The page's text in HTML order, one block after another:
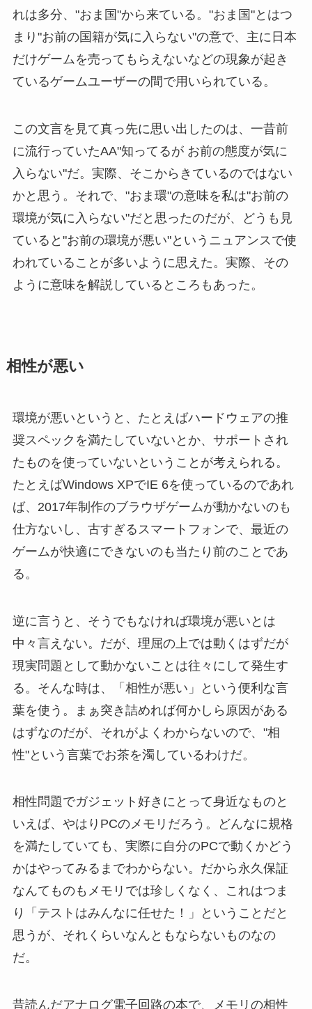
れは多分、"おま国"から来ている。"おま国"とはつ
まり"お前の国籍が気に入らない"の意で、主に日本
だけゲームを売ってもらえないなどの現象が起き
ているゲームユーザーの間で用いられている。
この文言を見て真っ先に思い出したのは、一昔前
に流行っていたAA"知ってるが お前の態度が気に
入らない"だ。実際、そこからきているのではない
かと思う。それで、"おま環"の意味を私は"お前の
環境が気に入らない"だと思ったのだが、どうも見
ていると"お前の環境が悪い"というニュアンスで使
われていることが多いように思えた。実際、その
ように意味を解説しているところもあった。
相性が悪い
環境が悪いというと、たとえばハードウェアの推
奨スペックを満たしていないとか、サポートされ
たものを使っていないということが考えられる。
たとえばWindows XPでIE 6を使っているのであれ
ば、2017年制作のブラウザゲームが動かないのも
仕方ないし、古すぎるスマートフォンで、最近の
ゲームが快適にできないのも当たり前のことであ
る。
逆に言うと、そうでもなければ環境が悪いとは
中々言えない。だが、理屈の上では動くはずだが
現実問題として動かないことは往々にして発生す
る。そんな時は、「相性が悪い」という便利な言
葉を使う。まぁ突き詰めれば何かしら原因がある
はずなのだが、それがよくわからないので、"相
性"という言葉でお茶を濁しているわけだ。
相性問題でガジェット好きにとって身近なものと
いえば、やはりPCのメモリだろう。どんなに規格
を満たしていても、実際に自分のPCで動くかどう
かはやってみるまでわからない。だから永久保証
なんてものもメモリでは珍しくなく、これはつま
り「テストはみんなに任せた！」ということだと
思うが、それくらいなんともならないものなの
だ。
昔読んだアナログ電子回路の本で、メモリの相性